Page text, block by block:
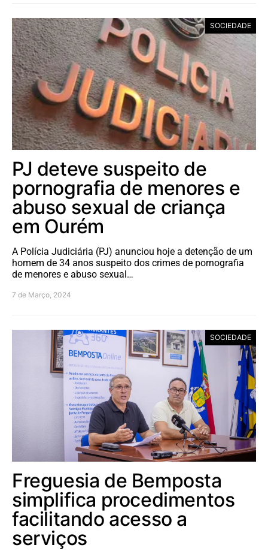
SOCIEDADE
PJ deteve suspeito de
pornografia de menores e
abuso sexual de criança
em Ourém
A Polícia Judiciária (PJ) anunciou hoje a detenção de um
homem de 34 anos suspeito dos crimes de pornografia
de menores e abuso sexual…
7 de Março, 2024
SOCIEDADE
Freguesia de Bemposta
simplifica procedimentos
facilitando acesso a
serviços